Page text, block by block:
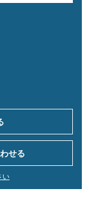
せる
い